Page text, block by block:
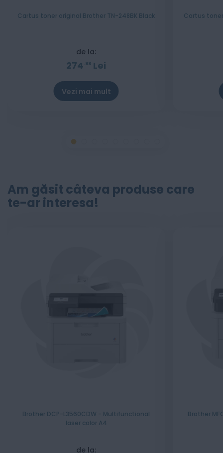
Cartus toner original Brother TN-248BK Black
de la:
274 98 Lei
Vezi mai mult
Cartus
Am găsit câteva produse care
te-ar interesa!
Brother DCP-L3560CDW - Multifunctional
laser color A4
de la:
Brother